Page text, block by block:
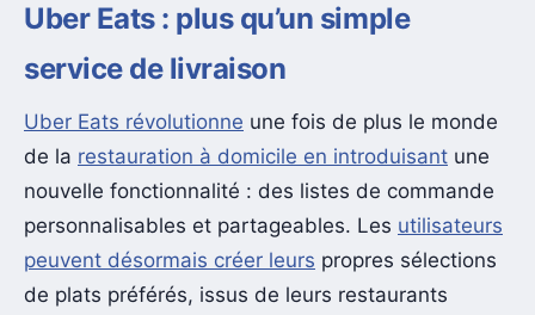
Uber Eats : plus qu’un simple
service de livraison
Uber Eats révolutionne une fois de plus le monde
de la restauration à domicile en introduisant une
nouvelle fonctionnalité : des listes de commande
personnalisables et partageables. Les utilisateurs
peuvent désormais créer leurs propres sélections
de plats préférés, issus de leurs restaurants